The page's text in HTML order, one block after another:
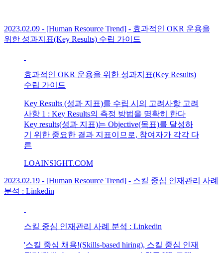
2023.02.09 - [Human Resource Trend] - 효과적인 OKR 운용을
위한 성과지표(Key Results) 수립 가이드
효과적인 OKR 운용을 위한 성과지표(Key Results)
수립 가이드
Key Results (성과 지표)를 수립 시의 고려사항 고려
사항 1 : Key Results의 측정 방법을 명확히 한다
Key results(성과 지표)는 Objective(목표)를 달성하
기 위한 중요한 결과 지표이므로, 참여자가 각각 다
른
LOAINSIGHT.COM
2023.02.19 - [Human Resource Trend] - 스킬 중심 인재관리 사례
분석 : Linkedin
스킬 중심 인재관리 사례 분석 : Linkedin
'스킬 중심 채용!(Skills-based hiring), 스킬 중심 인재